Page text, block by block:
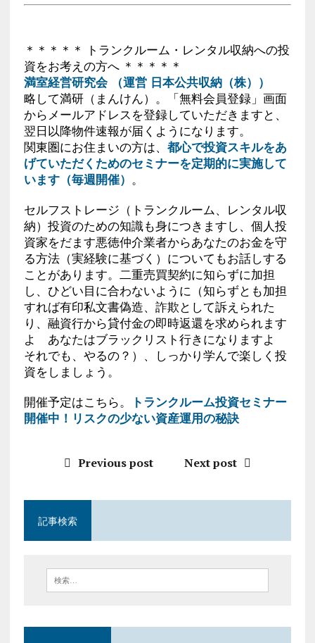
＊＊＊＊＊ トランクルーム・レンタル収納への投
資をお考えの方へ ＊＊＊＊＊
満室経営研究会 （運営 日本公共収納（株））
略して満研（まんけん）。「無料会員登録」画面
からメールアドレスを登録していただきますと、
翌日以降物件速報が届くようになります。
関東圏にお住まいの方は、 都心で投資スキルをあ
げていただくためのセミナーを定期的に実施して
います（毎週開催） 。
セルフストレージ（トランクルーム、レンタル収
納）投資のための知識も身につきますし、個人投
資家をだます悪徳仲介業者からあなたのお金を守
る方法（実経験に基づく）についてもお話しする
ことがあります。二重売買契約に知らずに加担
し、ひどい目に合わないように（知らずとも加担
すれば有印私文書偽造、詐欺として訴えられた
り、融資行から貸付金の即時返還を求められます
よ あなたはブラックリスト行きになりますよ
それでも、やるの？）、しっかり学んで楽しく投
資をしましょう。
開催予定はこちら。
トランクルーム投資セミナー
開催中！リスクの少ない資産運用の秘訣
Previous post Next post
記事検索